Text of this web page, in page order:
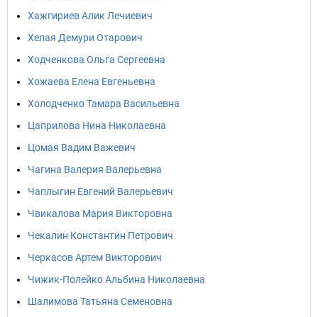
Хажгириев Алик Лечиевич
Хелая Демури Отарович
Ходченкова Ольга Сергеевна
Хожаева Елена Евгеньевна
Холодченко Тамара Васильевна
Цаприлова Нина Николаевна
Цомая Вадим Важевич
Чагина Валерия Валерьевна
Чаплыгин Евгений Валерьевич
Чвикалова Мария Викторовна
Чекалин Константин Петрович
Черкасов Артем Викторович
Чижик-Полейко Альбина Николаевна
Шалимова Татьяна Семеновна